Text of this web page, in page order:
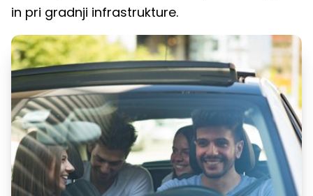
in pri gradnji infrastrukture.